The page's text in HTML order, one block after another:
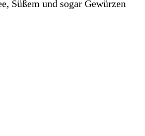
Süßem und sogar Gewürzen